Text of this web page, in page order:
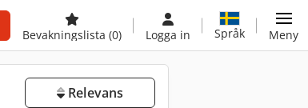
Bevakningslista (0) Logga in Språk Meny
Relevans